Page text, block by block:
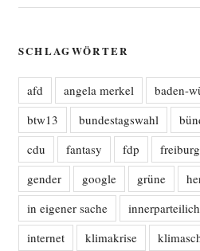
SCHLAGWÖRTER
afd angela merkel baden-
btw13
bundestagswahl
cdu
fantasy fdp freiburg
gender
google grüne
in eigener sache
internet
klimakrise